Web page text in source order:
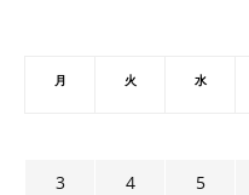
月 火 水
3
4 5